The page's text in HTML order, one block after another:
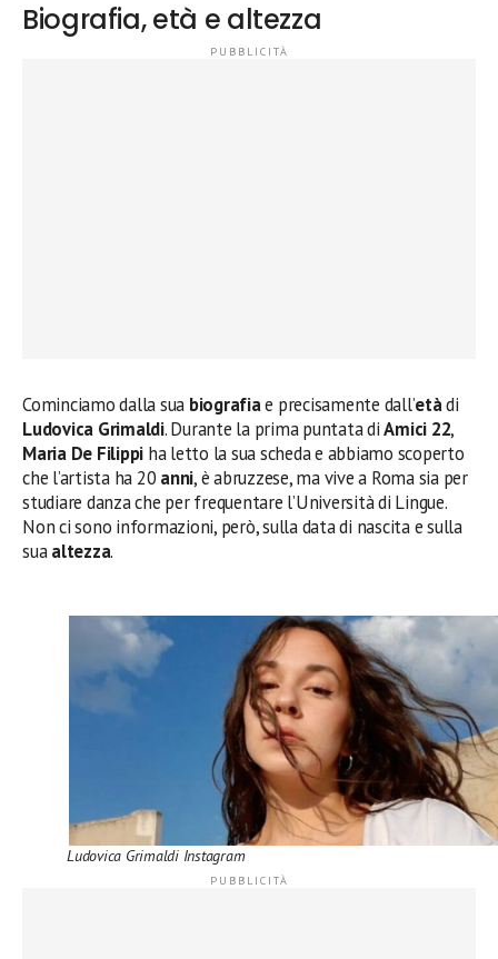
Biografia, età e altezza
Cominciamo dalla sua biografiae precisamente dall’etàdi
Ludovica Grimaldi. Durante la prima puntata diAmici 22,
Maria De Filippi ha letto la sua scheda e abbiamo scoperto
che l’artista ha 20 anni, è abruzzese, ma vive a Roma sia per
studiare danza che per frequentare l’Università di Lingue.
Non ci sono informazioni, però, sulla data di nascita e sulla
suaaltezza.
Ludovica Grimaldi Instagram